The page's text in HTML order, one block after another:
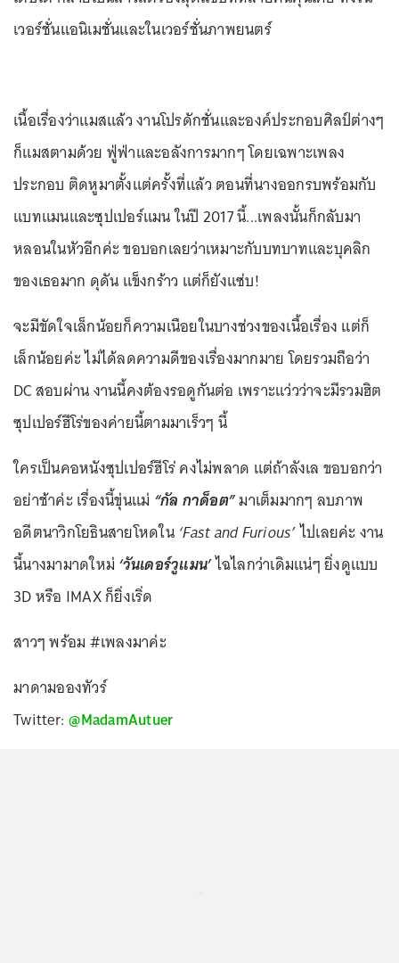
เวอร์ชั่นแอนิเมชั่นและในเวอร์ชั่นภาพยนตร์
เนื้อเรื่องว่าแมสแล้ว งานโปรดักชั่นและองค์ประกอบศิลป์ต่างๆ
ก็แมสตามด้วย ฟู่ฟ่าและอลังการมากๆ โดยเฉพาะเพลง
ประกอบ ติดหูมาตั้งแต่ครั้งที่แล้ว ตอนที่นางออกรบพร้อมกับ
แบทแมนและซุปเปอร์แมน ในปี 2017 นี้...เพลงนั้นก็กลับมา
หลอนในหัวอีกค่ะ ขอบอกเลยว่าเหมาะกับบทบาทและบุคลิก
ของเธอมาก ดุดัน แข็งกร้าว แต่ก็ยังแซ่บ!
จะมีขัดใจเล็กน้อยก็ความเนือยในบางช่วงของเนื้อเรื่อง แต่ก็
เล็กน้อยค่ะ ไม่ได้ลดความดีของเรื่องมากมาย โดยรวมถือว่า
DC สอบผ่าน งานนี้คงต้องรอดูกันต่อ เพราะแว่วว่าจะมีรวมฮิต
ซุปเปอร์ฮีโร่ของค่ายนี้ตามมาเร็วๆ นี้
ใครเป็นคอหนังซุปเปอร์ฮีโร่ คงไม่พลาด แต่ถ้าลังเล ขอบอกว่า
อย่าช้าค่ะ เรื่องนี้ขุ่นแม่ “กัล กาด็อต”มาเต็มมากๆ ลบภาพ
อดีตนาวิกโยธินสายโหดใน ‘Fast and Furious’ไปเลยค่ะ งาน
นี้นางมามาดใหม่ ‘วันเดอร์วูแมน’ไฉไลกว่าเดิมแน่ๆ ยิ่งดูแบบ
3D หรือ IMAX ก็ยิ่งเริ่ด
สาวๆ พร้อม #เพลงมาค่ะ
มาดามอองทัวร์
Twitter:@MadamAutuer